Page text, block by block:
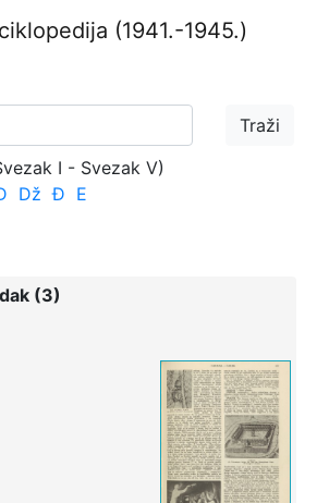
(1941.-1945.)
I - Svezak V)
Dž Đ E
(3)